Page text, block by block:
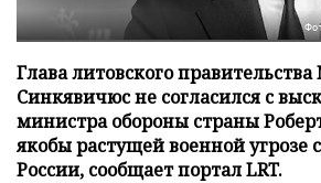
Глава литовского
Синкявичюс не согласился с
министра обороны страны
якобы растущей военной угрозе
России, сообщает портал LRT.